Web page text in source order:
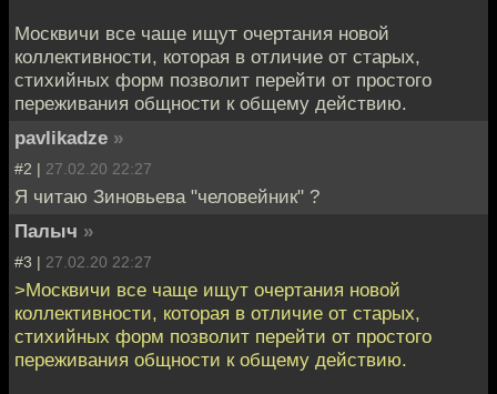
Москвичи все чаще ищут очертания новой
коллективности, которая в отличие от старых,
стихийных форм позволит перейти от простого
переживания общности к общему действию.
pavlikadze »
#2 | 27.02.20 22:27
Я читаю Зиновьева "человейник" ?
Палыч »
#3 | 27.02.20 22:27
>Москвичи все чаще ищут очертания новой
коллективности, которая в отличие от старых,
стихийных форм позволит перейти от простого
переживания общности к общему действию.